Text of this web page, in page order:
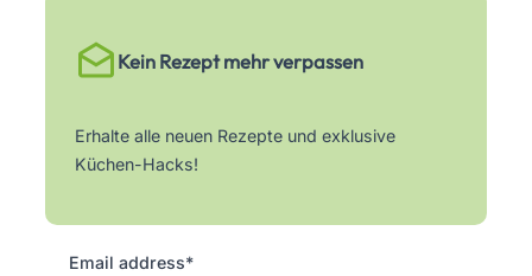
Kein Rezept mehr verpassen
Erhalte alle neuen Rezepte und exklusive
Küchen-Hacks!
Email address*